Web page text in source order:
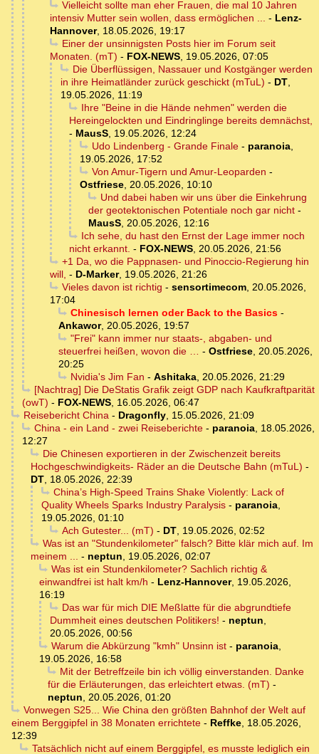
Vielleicht sollte man eher Frauen, die mal 10 Jahren
intensiv Mutter sein wollen, dass ermöglichen ... - Lenz-
Hannover, 18.05.2026, 19:17
Einer der unsinnigsten Posts hier im Forum seit
Monaten. (mT) - FOX-NEWS, 19.05.2026, 07:05
Die Überflüssigen, Nassauer und Kostgänger werden
in ihre Heimatländer zurück geschickt (mTuL) - DT,
19.05.2026, 11:19
Ihre "Beine in die Hände nehmen" werden die
Hereingelockten und Eindringlinge bereits demnächst,
- MausS, 19.05.2026, 12:24
Udo Lindenberg - Grande Finale- paranoia,
19.05.2026, 17:52
Von Amur-Tigern und Amur-Leoparden -
Ostfriese, 20.05.2026, 10:10
Und dabei haben wir uns über die Einkehrung
der geotektonischen Potentiale noch gar nicht -
MausS, 20.05.2026, 12:16
Ich sehe, du hast den Ernst der Lage immer noch
nicht erkannt. - FOX-NEWS, 20.05.2026, 21:56
+1 Da, wo die Pappnasen- und Pinoccio-Regierung hin
will, - D-Marker, 19.05.2026, 21:26
Vieles davon ist richtig - sensortimecom, 20.05.2026,
17:04
Chinesisch lernen oder Back to the Basics-
Ankawor, 20.05.2026, 19:57
"Frei" kann immer nur staats-, abgaben- und
steuerfrei heißen, wovon die … - Ostfriese, 20.05.2026,
20:25
Nvidia's Jim Fan - Ashitaka, 20.05.2026, 21:29
[Nachtrag] Die DeStatis Grafik zeigt GDP nach Kaufkraftparität
(owT) - FOX-NEWS, 16.05.2026, 06:47
Reisebericht China- Dragonfly, 15.05.2026, 21:09
China - ein Land - zwei Reiseberichte- paranoia, 18.05.2026,
12:27
Die Chinesen exportieren in der Zwischenzeit bereits
Hochgeschwindigkeits- Räder an die Deutsche Bahn (mTuL) -
DT, 18.05.2026, 22:39
China’s High-Speed Trains Shake Violently: Lack of
Quality Wheels Sparks Industry Paralysis - paranoia,
19.05.2026, 01:10
Ach Gutester... (mT) - DT, 19.05.2026, 02:52
Was ist an "Stundenkilometer" falsch? Bitte klär mich auf. Im
meinem ... - neptun, 19.05.2026, 02:07
Was ist ein Stundenkilometer? Sachlich richtig &
einwandfrei ist halt km/h - Lenz-Hannover, 19.05.2026,
16:19
Das war für mich DIE Meßlatte für die abgrundtiefe
Dummheit eines deutschen Politikers! - neptun,
20.05.2026, 00:56
Warum die Abkürzung "kmh" Unsinn ist- paranoia,
19.05.2026, 16:58
Mit der Betreffzeile bin ich völlig einverstanden. Danke
für die Erläuterungen, das erleichtert etwas. (mT) -
neptun, 20.05.2026, 01:20
Vonwegen S25... Wie China den größten Bahnhof der Welt auf
einem Berggipfel in 38 Monaten errichtete - Reffke, 18.05.2026,
12:39
Tatsächlich nicht auf einem Berggipfel, es musste lediglich ein